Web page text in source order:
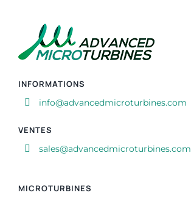
INFORMATIONS
info@advancedmicroturbines.com
VENTES
sales@advancedmicroturbines.com
MICROTURBINES